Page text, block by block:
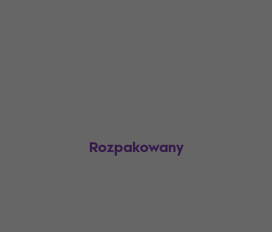
Rozpakowany